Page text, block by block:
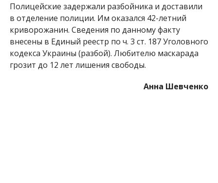
Полицейские задержали разбойника и доставили
в отделение полиции. Им оказался 42-летний
криворожанин. Сведения по данному факту
внесены в Единый реестр по ч. 3 ст. 187 Уголовного
кодекса Украины (разбой). Любителю маскарада
грозит до 12 лет лишения свободы.
Анна Шевченко